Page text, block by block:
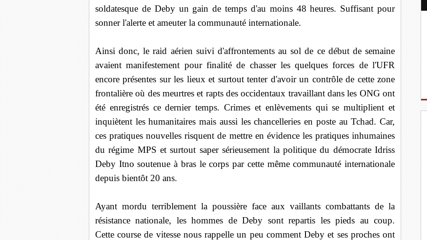
soldatesque de Deby un gain de temps d'au moins 48 heures. Suffisant pour
sonner l'alerte et ameuter la communauté internationale.
Ainsi donc, le raid aérien suivi d'affrontements au sol de ce début de semaine
avaient manifestement pour finalité de chasser les quelques forces de l'UFR
encore présentes sur les lieux et surtout tenter d'avoir un contrôle de cette zone
frontalière où des meurtres et rapts des occidentaux travaillant dans les ONG ont
été enregistrés ce dernier temps. Crimes et enlèvements qui se multiplient et
inquiètent les humanitaires mais aussi les chancelleries en poste au Tchad. Car,
ces pratiques nouvelles risquent de mettre en évidence les pratiques inhumaines
du régime MPS et surtout saper sérieusement la politique du démocrate Idriss
Deby Itno soutenue à bras le corps par cette même communauté internationale
depuis bientôt 20 ans.
Ayant mordu terriblement la poussière face aux vaillants combattants de la
résistance nationale, les hommes de Deby sont repartis les pieds au coup.
Cette course de vitesse nous rappelle un peu comment Deby et ses proches ont